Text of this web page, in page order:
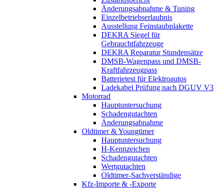
Änderungsabnahme & Tuning
Einzelbetriebserlaubnis
Ausstellung Feinstaubplakette
DEKRA Siegel für
Gebrauchtfahrzeuge
DEKRA Reparatur Stundensätze
DMSB-Wagenpass und DMSB-
Kraftfahrzeugpass
Batterietest für Elektroautos
Ladekabel Prüfung nach DGUV V3
Motorrad
Hauptuntersuchung
Schadengutachten
Änderungsabnahme
Oldtimer & Youngtimer
Hauptuntersuchung
H-Kennzeichen
Schadengutachten
Wertgutachten
Oldtimer-Sachverständige
Kfz-Importe & -Exporte